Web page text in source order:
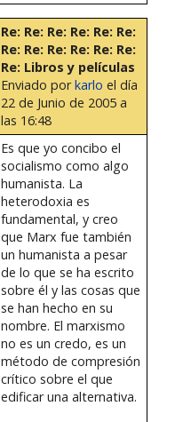
Re: Re: Re: Re: Re: Re:
Re: Re: Re: Re: Re: Re:
Re: Libros y películas
Enviado porkarlo el día
22 de Junio de 2005 a
las 16:48
Es que yo concibo el
socialismo como algo
humanista. La
heterodoxia es
fundamental, y creo
que Marx fue también
un humanista a pesar
de lo que se ha escrito
sobre él y las cosas que
se han hecho en su
nombre. El marxismo
no es un credo, es un
método de compresión
crítico sobre el que
edificar una alternativa.